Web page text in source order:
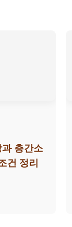
층간소
건 정리